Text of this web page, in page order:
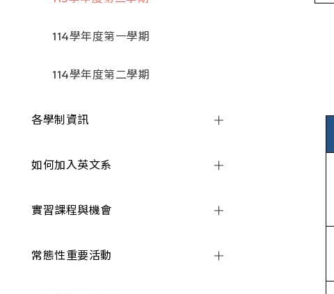
114學年度第一學期
114學年度第二學期
各學制資訊
如何加入英文系
實習課程與機會
常態性重要活動